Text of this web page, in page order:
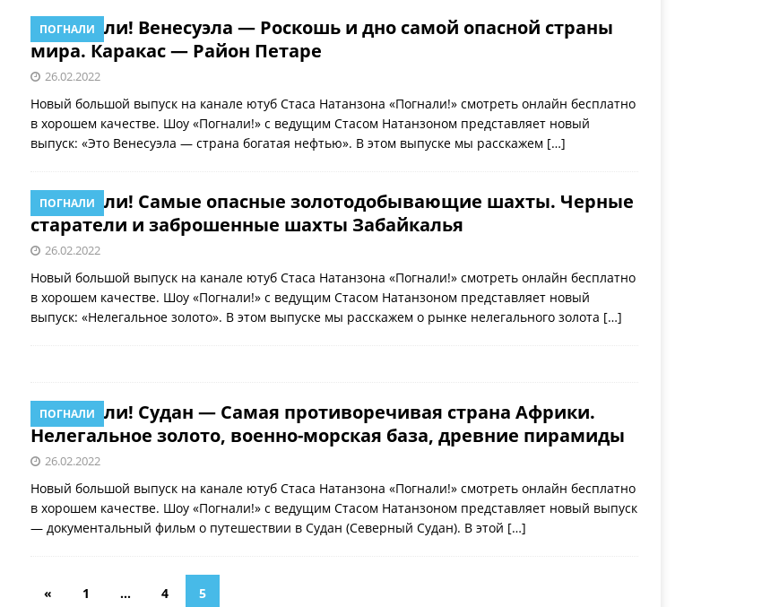
ПОГНАЛИ
Погнали! Венесуэла — Роскошь и дно самой опасной страны
мира. Каракас — Район Петаре
26.02.2022
Новый большой выпуск на канале ютуб Стаса Натанзона «Погнали!» смотреть онлайн бесплатно
в хорошем качестве. Шоу «Погнали!» с ведущим Стасом Натанзоном представляет новый
выпуск: «Это Венесуэла — страна богатая нефтью». В этом выпуске мы расскажем […]
ПОГНАЛИ
Погнали! Самые опасные золотодобывающие шахты. Черные
старатели и заброшенные шахты Забайкалья
26.02.2022
Новый большой выпуск на канале ютуб Стаса Натанзона «Погнали!» смотреть онлайн бесплатно
в хорошем качестве. Шоу «Погнали!» с ведущим Стасом Натанзоном представляет новый
выпуск: «Нелегальное золото». В этом выпуске мы расскажем о рынке нелегального золота […]
ПОГНАЛИ
Погнали! Судан — Самая противоречивая страна Африки.
Нелегальное золото, военно-морская база, древние пирамиды
26.02.2022
Новый большой выпуск на канале ютуб Стаса Натанзона «Погнали!» смотреть онлайн бесплатно
в хорошем качестве. Шоу «Погнали!» с ведущим Стасом Натанзоном представляет новый выпуск
— документальный фильм о путешествии в Судан (Северный Судан). В этой […]
« 1 … 4 5